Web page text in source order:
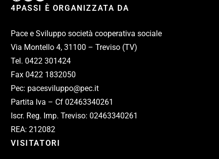
4PASSI È ORGANIZZATA DA
Pace e Sviluppo società cooperativa sociale
Via Montello 4, 31100 – Treviso (TV)
Tel. 0422 301424
Fax 0422 1832050
Pec: pacesviluppo@pec.it
Partita Iva – Cf 02463340261
Iscr. Reg. Imp. Treviso: 02463340261
REA: 212082
VISITATORI